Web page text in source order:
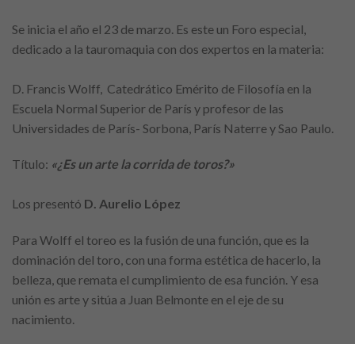
Se inicia el año el 23 de marzo. Es este un Foro especial,
dedicado a la tauromaquia con dos expertos en la materia:
D. Francis Wolff, Catedrático Emérito de Filosofía en la
Escuela Normal Superior de París y profesor de las
Universidades de París- Sorbona, París Naterre y Sao Paulo.
Título: «¿Es un arte la corrida de toros?»
Los presentó D. Aurelio López
Para Wolff el toreo es la fusión de una función, que es la
dominación del toro, con una forma estética de hacerlo, la
belleza, que remata el cumplimiento de esa función. Y esa
unión es arte y sitúa a Juan Belmonte en el eje de su
nacimiento.